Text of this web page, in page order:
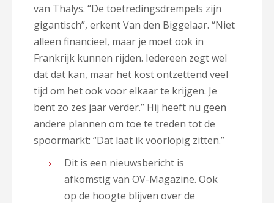
van Thalys. “De toetredingsdrempels zijn
gigantisch”, erkent Van den Biggelaar. “Niet
alleen financieel, maar je moet ook in
Frankrijk kunnen rijden. Iedereen zegt wel
dat dat kan, maar het kost ontzettend veel
tijd om het ook voor elkaar te krijgen. Je
bent zo zes jaar verder.” Hij heeft nu geen
andere plannen om toe te treden tot de
spoormarkt: “Dat laat ik voorlopig zitten.”
Dit is een nieuwsbericht is
afkomstig van OV-Magazine. Ook
op de hoogte blijven over de